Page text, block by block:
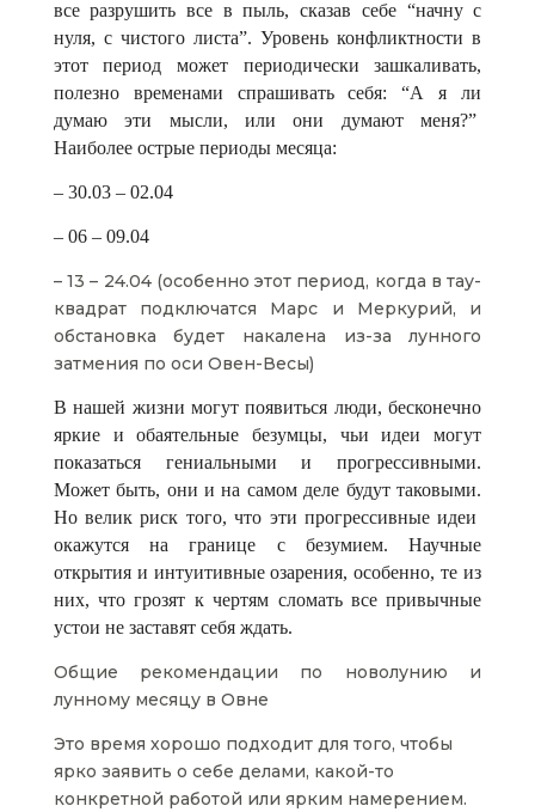
все разрушить все в пыль, сказав себе “начну с
нуля, с чистого листа”. Уровень конфликтности в
этот период может периодически зашкаливать,
полезно временами спрашивать себя: “А я ли
думаю эти мысли, или они думают меня?”
Наиболее острые периоды месяца:
– 30.03 – 02.04
– 06 – 09.04
– 13 – 24.04 (особенно этот период, когда в тау-
квадрат подключатся Марс и Меркурий, и
обстановка будет накалена из-за лунного
затмения по оси Овен-Весы)
В нашей жизни могут появиться люди, бесконечно
яркие и обаятельные безумцы, чьи идеи могут
показаться гениальными и прогрессивными.
Может быть, они и на самом деле будут таковыми.
Но велик риск того, что эти прогрессивные идеи
окажутся на границе с безумием. Научные
открытия и интуитивные озарения, особенно, те из
них, что грозят к чертям сломать все привычные
устои не заставят себя ждать.
Общие рекомендации по новолунию и
лунному месяцу в Овне
Это время хорошо подходит для того, чтобы
ярко заявить о себе делами, какой-то
конкретной работой или ярким намерением.